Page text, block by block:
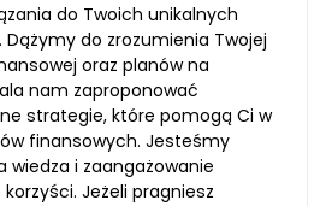
do Twoich unikalnych
do zrozumienia Twojej
oraz planów na
nam zaproponować
strategie, które pomogą Ci w
finansowych. Jesteśmy
wiedza i zaangażowanie
Jeżeli pragniesz